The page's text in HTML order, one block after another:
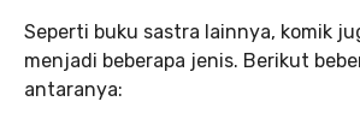
Seperti buku sastra lainnya, komik
menjadi beberapa jenis. Berikut
antaranya: